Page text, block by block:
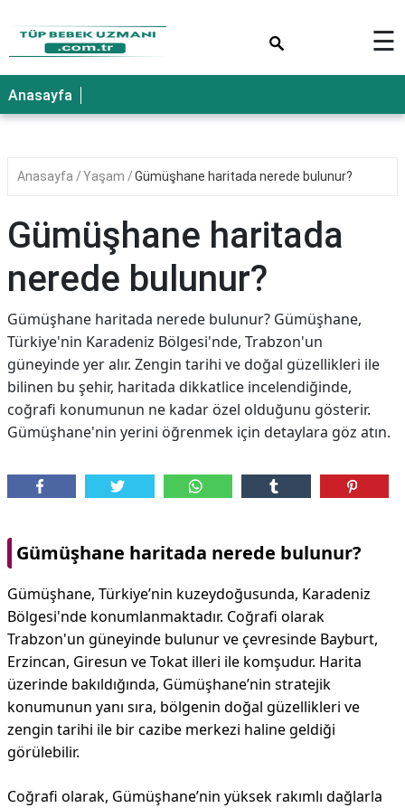
☰
Anasayfa
Anasayfa Yaşam Gümüşhane haritada nerede bulunur?
Gümüşhane haritada
nerede bulunur?
Gümüşhane haritada nerede bulunur? Gümüşhane,
Türkiye'nin Karadeniz Bölgesi'nde, Trabzon'un
güneyinde yer alır. Zengin tarihi ve doğal güzellikleri ile
bilinen bu şehir, haritada dikkatlice incelendiğinde,
coğrafi konumunun ne kadar özel olduğunu gösterir.
Gümüşhane'nin yerini öğrenmek için detaylara göz atın.
Gümüşhane haritada nerede bulunur?
Gümüşhane, Türkiye’nin kuzeydoğusunda, Karadeniz
Bölgesi'nde konumlanmaktadır. Coğrafi olarak
Trabzon'un güneyinde bulunur ve çevresinde Bayburt,
Erzincan, Giresun ve Tokat illeri ile komşudur. Harita
üzerinde bakıldığında, Gümüşhane’nin stratejik
konumunun yanı sıra, bölgenin doğal güzellikleri ve
zengin tarihi ile bir cazibe merkezi haline geldiği
görülebilir.
Coğrafi olarak, Gümüşhane’nin yüksek rakımlı dağlarla